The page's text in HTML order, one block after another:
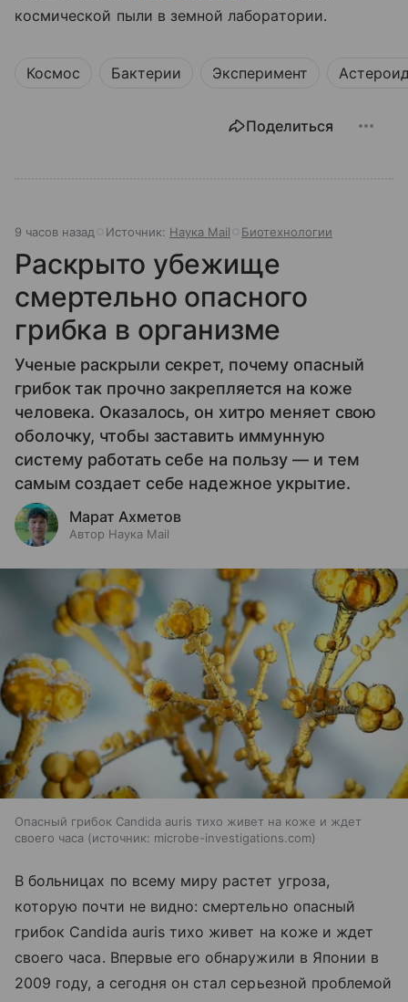
космической пыли в земной лаборатории.
Космос Бактерии Эксперимент
Поделиться
9 часов назад Источник: Наука Mail Биотехнологии
Раскрыто убежище
смертельно опасного
грибка в организме
Ученые раскрыли секрет, почему опасный
грибок так прочно закрепляется на коже
человека. Оказалось, он хитро меняет свою
оболочку, чтобы заставить иммунную
систему работать себе на пользу — и тем
самым создает себе надежное укрытие.
Марат Ахметов
Автор Наука Mail
Опасный грибок Candida auris тихо живет на коже и ждет
своего часа
источник: microbe-investigations.com
В больницах по всему миру растет угроза,
которую почти не видно: смертельно опасный
грибок Candida auris тихо живет на коже и ждет
своего часа. Впервые его обнаружили в Японии в
2009 году, а сегодня он стал серьезной проблемой